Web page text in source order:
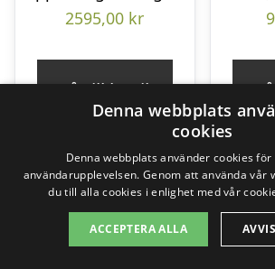
2595,00 kr
Gå till butik
Denna webbplats
cookies
Denna webbplats använder cookies
användarupplevelsen. Genom att använda vår
du till alla cookies i enlighet med vår
ACCEPTERA ALLA